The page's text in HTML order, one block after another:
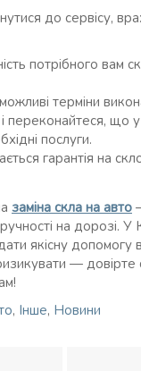
до сервісу,
потрібного вам
терміни
переконайтеся, що у
послуги.
гарантія на
заміна скла на авто
на дорозі. У
якісну допомогу
— довірте
, Інше, Новини